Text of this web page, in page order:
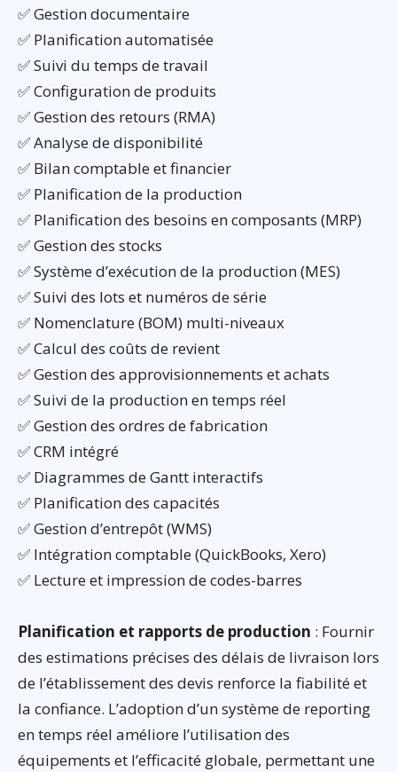
✅ Gestion documentaire
✅ Planification automatisée
✅ Suivi du temps de travail
✅ Configuration de produits
✅ Gestion des retours (RMA)
✅ Analyse de disponibilité
✅ Bilan comptable et financier
✅ Planification de la production
✅ Planification des besoins en composants (MRP)
✅ Gestion des stocks
✅ Système d’exécution de la production (MES)
✅ Suivi des lots et numéros de série
✅ Nomenclature (BOM) multi-niveaux
✅ Calcul des coûts de revient
✅ Gestion des approvisionnements et achats
✅ Suivi de la production en temps réel
✅ Gestion des ordres de fabrication
✅ CRM intégré
✅ Diagrammes de Gantt interactifs
✅ Planification des capacités
✅ Gestion d’entrepôt (WMS)
✅ Intégration comptable (QuickBooks, Xero)
✅ Lecture et impression de codes-barres
Planification et rapports de production : Fournir
des estimations précises des délais de livraison lors
de l’établissement des devis renforce la fiabilité et
la confiance. L’adoption d’un système de reporting
en temps réel améliore l’utilisation des
équipements et l’efficacité globale, permettant une